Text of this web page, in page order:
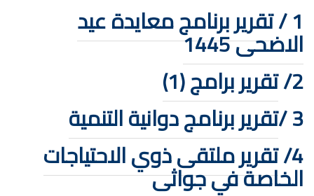
1 / تقرير برنامج معايدة عيد
الاضحى 1445
2/ تقرير برامج (1)
3 / تقرير برنامج دوانية التنمية
4/ تقرير ملتقى ذوي الاحتياجات
الخاصة في جواثى